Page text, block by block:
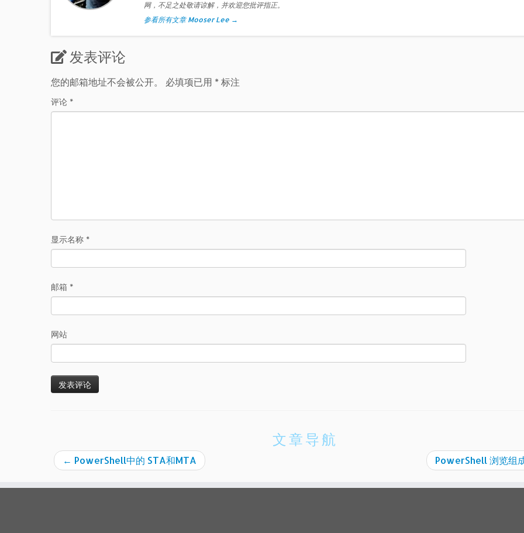
网，不足之处敬请谅解，并欢迎您批评指正。
参看所有文章 Mooser Lee →
发表评论
您的邮箱地址不会被公开。 必填项已用 *标注
评论 *
显示名称 *
邮箱 *
网站
文章导航
← PowerShell中的 STA和MTA PowerShell 浏览组